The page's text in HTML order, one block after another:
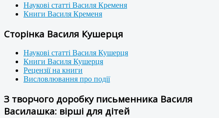
Наукові статті Василя Кременя
Книги Василя Кременя
Сторінка Василя Кушерця
Наукові статті Василя Кушерця
Книги Василя Кушерця
Рецензії на книги
Висловлювання про події
З творчого доробку письменника Василя
Василашка: вірші для дітей